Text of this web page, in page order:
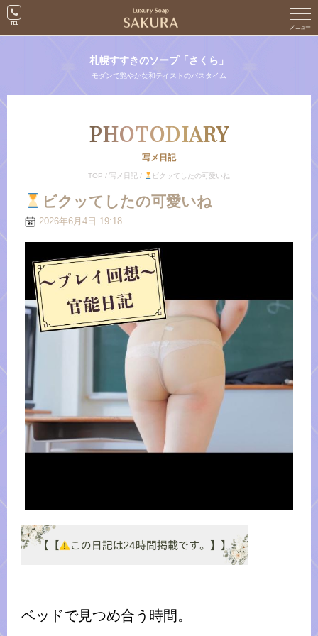
札幌すすきのソープ「さくら」
モダンで艶やかな和テイストのバスタイム
PHOTODIARY
写メ日記
TOP / 写メ日記 / ビクッてしたの可愛いね
ビクッてしたの可愛いね
2026年6月4日 19:18
ベッドで見つめ合う時間。